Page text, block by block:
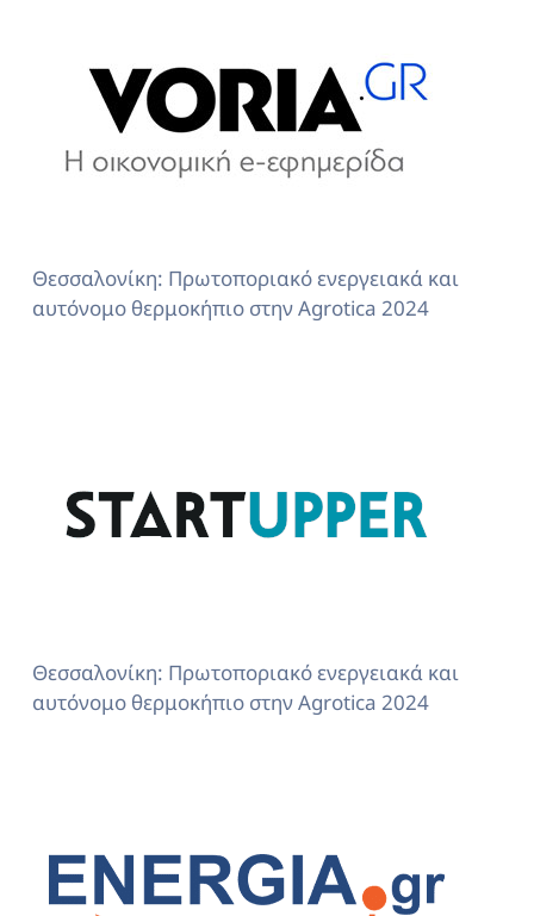
Θεσσαλονίκη: Πρωτοποριακό ενεργειακά και
αυτόνομο θερμοκήπιο στην Agrotica 2024
Θεσσαλονίκη: Πρωτοποριακό ενεργειακά και
αυτόνομο θερμοκήπιο στην Agrotica 2024